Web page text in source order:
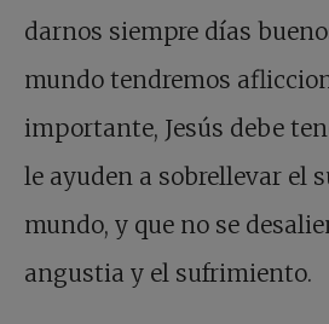
darnos siempre días
mundo tendremos
importante, Jesús debe
le ayuden a sobrellevar el
mundo, y que no se
angustia y el sufrimiento.